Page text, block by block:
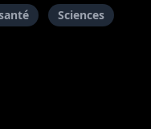
Sciences